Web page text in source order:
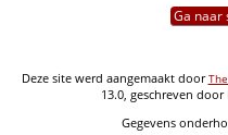
Ga naar
Deze site werd aangemaakt door
13.0, geschreven
Gegevens